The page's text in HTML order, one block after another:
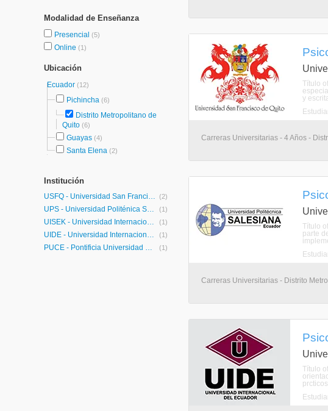
Modalidad de Enseñanza
Presencial (5)
Online (1)
Ubicación
Ecuador (12)
Pichincha (6)
Distrito Metropolitano de
Quito (6)
Guayas (4)
Santa Elena (2)
Institución
USFQ - Universidad San Francisco de Quito (2)
UPS - Universidad Politénica Salesiana (1)
UISEK - Universidad Internacional SEK (1)
UIDE - Universidad Internacional de Ecuador (1)
PUCE - Pontificia Universidad Católica del Ecuador (1)
Título
y
Carreras Universitarias - 4 Años -
Título
parte
Carreras Universitarias - Distrito
Título